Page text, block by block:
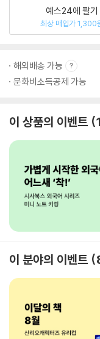
예스24에 팔기
최상 매입가 1,300
해외배송 가능
문화비소득공제 가능
이 상품의 이벤트 1
이 분야의 이벤트